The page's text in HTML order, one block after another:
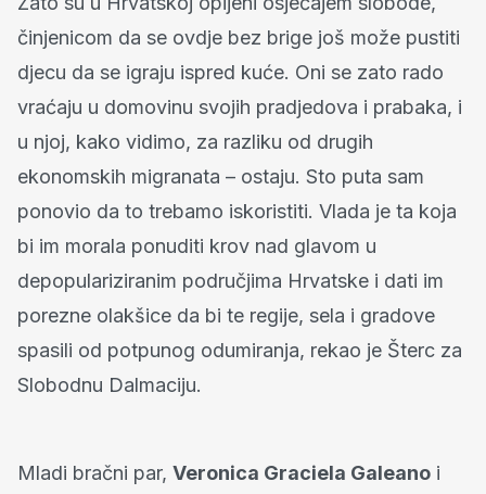
činjenicom da se ovdje bez brige još može pustiti
djecu da se igraju ispred kuće. Oni se zato rado
vraćaju u domovinu svojih pradjedova i prabaka, i
u njoj, kako vidimo, za razliku od drugih
ekonomskih migranata – ostaju. Sto puta sam
ponovio da to trebamo iskoristiti. Vlada je ta koja
bi im morala ponuditi krov nad glavom u
depopulariziranim područjima Hrvatske i dati im
porezne olakšice da bi te regije, sela i gradove
spasili od potpunog odumiranja, rekao je Šterc za
Slobodnu Dalmaciju.
Mladi bračni par, Veronica Graciela Galeano i